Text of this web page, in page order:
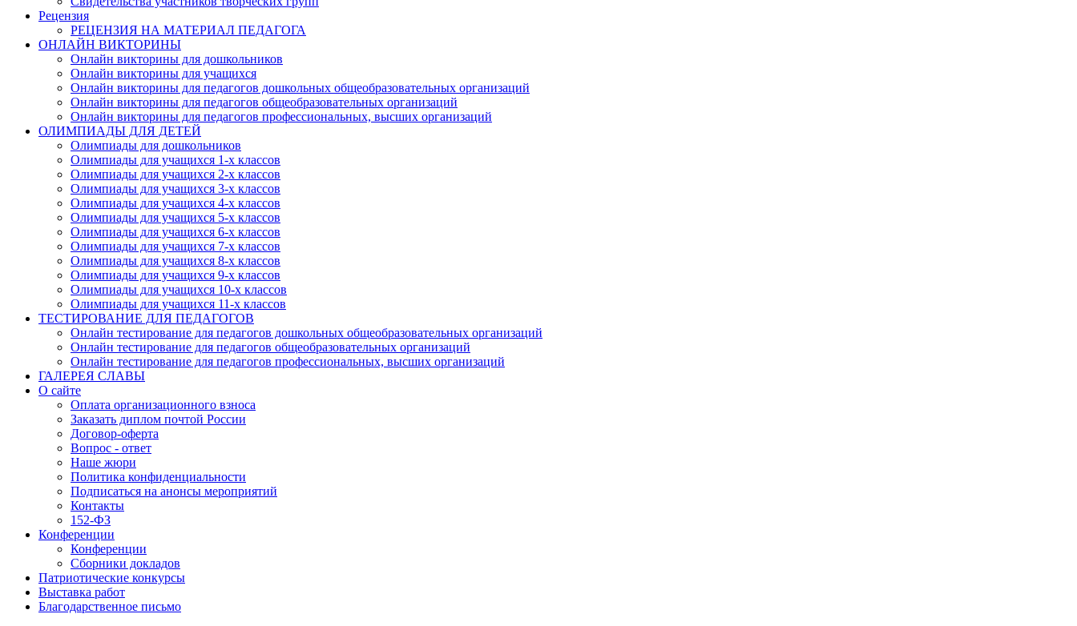
Рецензия
РЕЦЕНЗИЯ НА МАТЕРИАЛ ПЕДАГОГА
ОНЛАЙН ВИКТОРИНЫ
Онлайн викторины для дошкольников
Онлайн викторины для учащихся
Онлайн викторины для педагогов дошкольных общеобразовательных организаций
Онлайн викторины для педагогов общеобразовательных организаций
Онлайн викторины для педагогов профессиональных, высших организаций
ОЛИМПИАДЫ ДЛЯ ДЕТЕЙ
Олимпиады для дошкольников
Олимпиады для учащихся 1-х классов
Олимпиады для учащихся 2-х классов
Олимпиады для учащихся 3-х классов
Олимпиады для учащихся 4-х классов
Олимпиады для учащихся 5-х классов
Олимпиады для учащихся 6-х классов
Олимпиады для учащихся 7-х классов
Олимпиады для учащихся 8-х классов
Олимпиады для учащихся 9-х классов
Олимпиады для учащихся 10-х классов
Олимпиады для учащихся 11-х классов
ТЕСТИРОВАНИЕ ДЛЯ ПЕДАГОГОВ
Онлайн тестирование для педагогов дошкольных общеобразовательных организаций
Онлайн тестирование для педагогов общеобразовательных организаций
Онлайн тестирование для педагогов профессиональных, высших организаций
ГАЛЕРЕЯ СЛАВЫ
О сайте
Оплата организационного взноса
Заказать диплом почтой России
Договор-оферта
Вопрос - ответ
Наше жюри
Политика конфиденциальности
Подписаться на анонсы мероприятий
Контакты
152-ФЗ
Конференции
Конференции
Сборники докладов
Патриотические конкурсы
Выставка работ
Благодарственное письмо